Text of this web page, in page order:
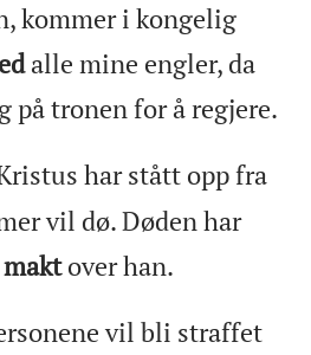
kommer i kongelig
alle mine engler, da
på tronen for å regjere.
har stått opp fra
vil dø. Døden har
maktover han.
vil bli straffet